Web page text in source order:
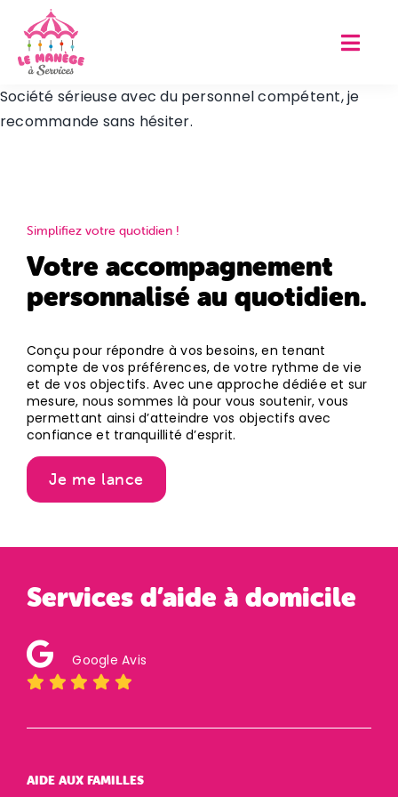
Passer
contenu
Société sérieuse avec du personnel compétent, je
recommande sans hésiter.
Simplifiez votre quotidien !
Votre accompagnement
personnalisé au quotidien.
Conçu pour répondre à vos besoins, en tenant
compte de vos préférences, de votre rythme de vie
et de vos objectifs. Avec une approche dédiée et sur
mesure, nous sommes là pour vous soutenir, vous
permettant ainsi d’atteindre vos objectifs avec
confiance et tranquillité d’esprit.
Je me lance
Services d’aide à domicile
Google Avis
AIDE AUX FAMILLES